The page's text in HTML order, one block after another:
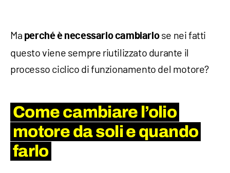
Ma perché è necessario cambiarlose nei fatti
questo viene sempre riutilizzato durante il
processo ciclico di funzionamento del motore?
Come cambiare l’olio
motore da soli e quando
farlo